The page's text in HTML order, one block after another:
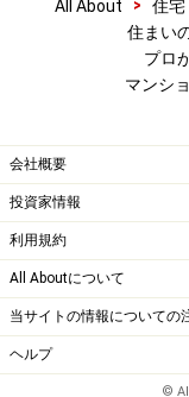
All About > 住宅
住まい
プロ
マンシ
会社概要
投資家情報
利用規約
All Aboutについて
当サイトの情報についての
ヘルプ
©